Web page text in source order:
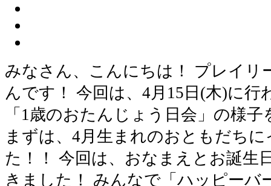
みなさん、こんにちは！ プレイリ
んです！ 今回は、4月15日(木)に
「1歳のおたんじょう日会」の様
まずは、4月生まれのおともだち
た！！ 今回は、おなまえとお誕生
きました！ みんなで「ハッピー